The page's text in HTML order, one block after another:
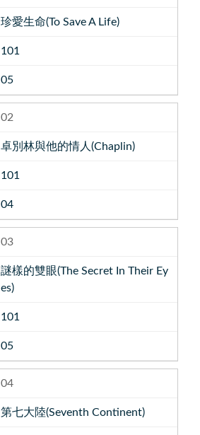
珍愛生命(To Save A Life)
101
05
02
卓別林與他的情人(Chaplin)
101
04
03
謎樣的雙眼(The Secret In Their Ey
es)
101
05
04
第七大陸(Seventh Continent)